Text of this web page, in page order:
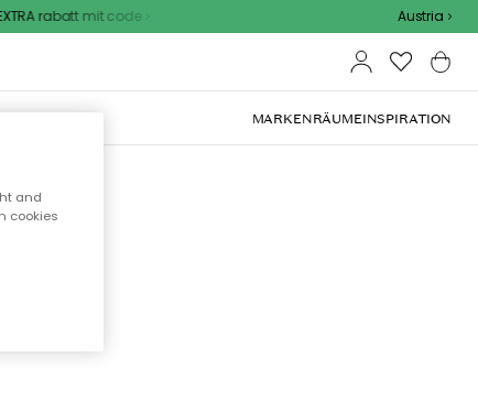
rabatt mit code Austria
MÖBEL MARKENRÄUMEINSPIRATION
and
cookies